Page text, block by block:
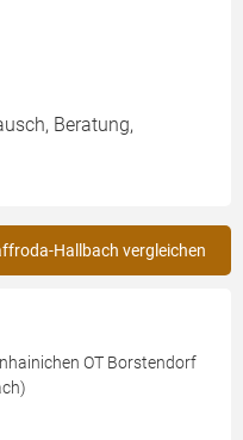
Beratung,
Hallbach vergleichen
OT Borstendorf